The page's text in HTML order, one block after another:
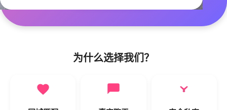
为什么选择我们？